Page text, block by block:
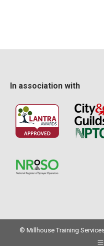
In association with
© Millhouse Training